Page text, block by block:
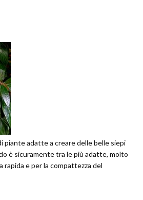
piante adatte a creare delle belle siepi
è sicuramente tra le più adatte, molto
rapida e per la compattezza del